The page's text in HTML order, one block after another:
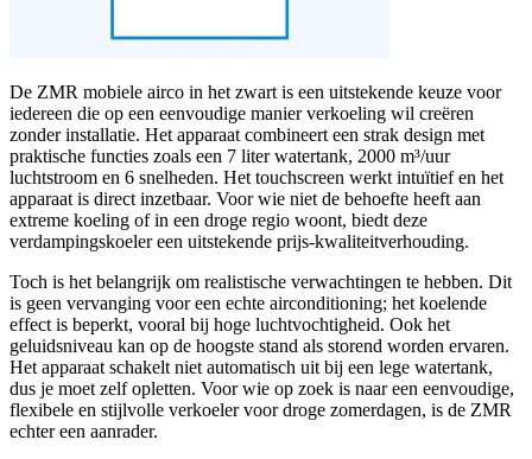
De ZMR mobiele airco in het zwart is een uitstekende keuze voor
iedereen die op een eenvoudige manier verkoeling wil creëren
zonder installatie. Het apparaat combineert een strak design met
praktische functies zoals een 7 liter watertank, 2000 m³/uur
luchtstroom en 6 snelheden. Het touchscreen werkt intuïtief en het
apparaat is direct inzetbaar. Voor wie niet de behoefte heeft aan
extreme koeling of in een droge regio woont, biedt deze
verdampingskoeler een uitstekende prijs-kwaliteitverhouding.
Toch is het belangrijk om realistische verwachtingen te hebben. Dit
is geen vervanging voor een echte airconditioning; het koelende
effect is beperkt, vooral bij hoge luchtvochtigheid. Ook het
geluidsniveau kan op de hoogste stand als storend worden ervaren.
Het apparaat schakelt niet automatisch uit bij een lege watertank,
dus je moet zelf opletten. Voor wie op zoek is naar een eenvoudige,
flexibele en stijlvolle verkoeler voor droge zomerdagen, is de ZMR
echter een aanrader.